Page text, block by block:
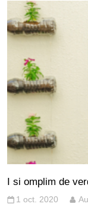
I si omplim de
1 oct. 2020